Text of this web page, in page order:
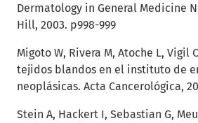
Dermatology in General Medicine
Hill, 2003. p998-999
Migoto W, Rivera M, Atoche L, Vigil
tejidos blandos en el instituto de
neoplásicas. Acta Cancerológica,
Stein A, Hackert I, Sebastian G,